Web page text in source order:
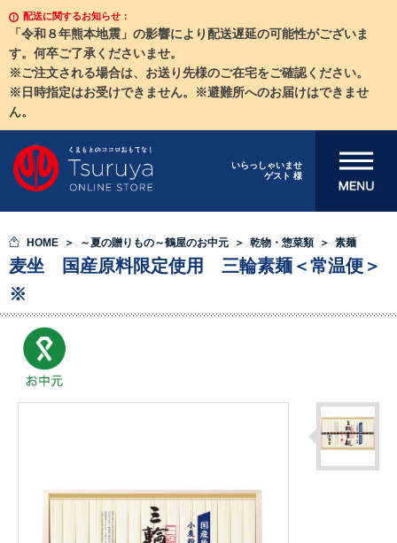
配送に関するお知らせ：
「令和８年熊本地震」の影響により配送遅延の可能性がございま
す。何卒ご了承くださいませ。
※ご注文される場合は、お送り先様のご在宅をご確認ください。
※日時指定はお受けできません。※避難所へのお届けはできませ
ん。
いらっしゃいませ
ゲスト 様
メニューを開
HOME ～夏の贈りもの～鶴屋のお中元 乾物・惣菜類 素麺
麦坐 国産原料限定使用 三輪素麺＜常温便＞
※